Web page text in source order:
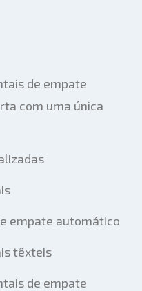
de empate
com uma única
empate automático
têxteis
de empate